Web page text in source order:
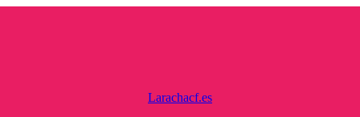
Larachacf.es